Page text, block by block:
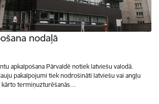
nodaļā
apkalpošana Pārvaldē notiek latviešu valodā.
pakalpojumi tiek nodrošināti latviešu vai angļu
kārto termiņuzturēšanās…